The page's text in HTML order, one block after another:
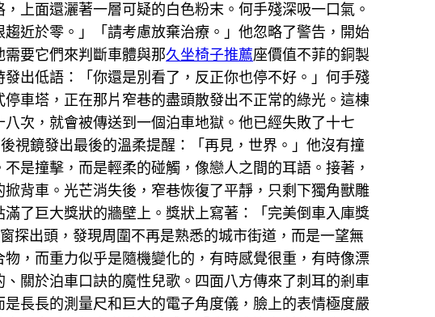
上面還灑著一層可疑的白色粉末。何手殘深吸一口氣。
近於零。」「請考慮放棄治療。」他忽略了警告，開始
要它們來判斷車體與那久坐椅子推薦座價值不菲的銅製
發出低語：「你還是別看了，反正你也停不好。」何手殘
車塔，正在那片窄巷的盡頭散發出不正常的綠光。這棟
八次，就會被傳送到一個泊車地獄。他已經失敗了十七
視鏡發出最後的溫柔提醒：「再見，世界。」他沒有撞
是撞擊，而是輕柔的碰觸，像戀人之間的耳語。接著，
背車。光芒消失後，窄巷恢復了平靜，只剩下獨角獸雕
了巨大獎狀的牆壁上。獎狀上寫著：「完美倒車入庫獎
探出頭，發現周圍不再是熟悉的城市街道，而是一望無
，而重力似乎是隨機變化的，有時感覺很重，有時像漂
關於泊車口訣的魔性兒歌。四面八方傳來了刺耳的剎車
長長的測量尺和巨大的電子角度儀，臉上的表情極度嚴